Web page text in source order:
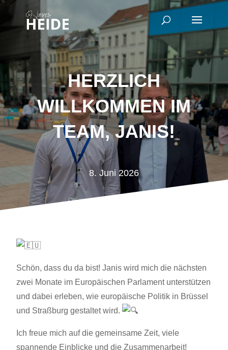
HERZLICH
WILLKOMMEN IM
TEAM, JANIS!
8. Juni 2026
Schön, dass du da bist! Janis wird mich die nächsten
zwei Monate im Europäischen Parlament unterstützen
und dabei erleben, wie europäische Politik in Brüssel
und Straßburg gestaltet wird.
Ich freue mich auf die gemeinsame Zeit, viele
spannende Einblicke und die Zusammenarbeit!